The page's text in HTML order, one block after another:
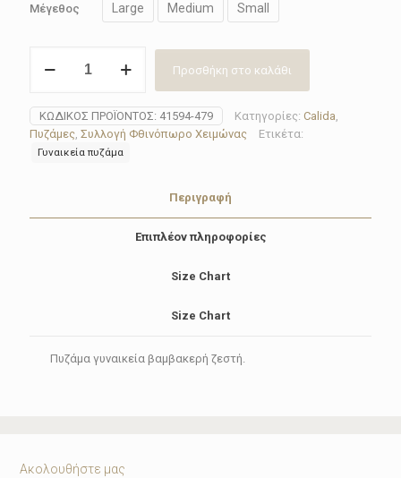
Μέγεθος Large Medium Small
γυναικεία
41594-
479
ποσότητα
Προσθήκη στο καλάθι
ΚΩΔΙΚΌΣ ΠΡΟΪΌΝΤΟΣ: 41594-479 Κατηγορίες: Calida,
Πυζάμες, Συλλογή Φθινόπωρο Χειμώνας Ετικέτα:
Γυναικεία πυζάμα
Περιγραφή
Επιπλέον πληροφορίες
Size Chart
Size Chart
Πυζάμα γυναικεία βαμβακερή ζεστή.
Ακολουθήστε μας